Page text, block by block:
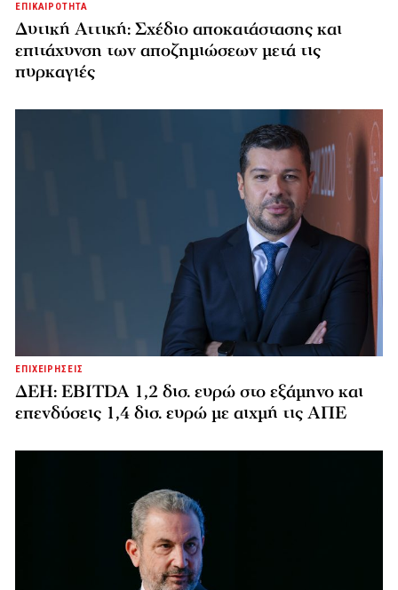
ΕΠΙΚΑΙΡΟΤΗΤΑ
Δυτική Αττική: Σχέδιο αποκατάστασης και
επιτάχυνση των αποζημιώσεων μετά τις
πυρκαγιές
ΕΠΙΧΕΙΡΗΣΕΙΣ
ΔΕΗ: EBITDA 1,2 δισ. ευρώ στο εξάμηνο και
επενδύσεις 1,4 δισ. ευρώ με αιχμή τις ΑΠΕ